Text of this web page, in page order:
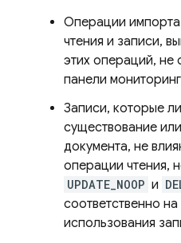
Операции
чтения и записи,
этих операций, не
панели
Записи, которые
существование
документа, не
операции чтения,
UPDATE_NOOP и
соответственно
использования